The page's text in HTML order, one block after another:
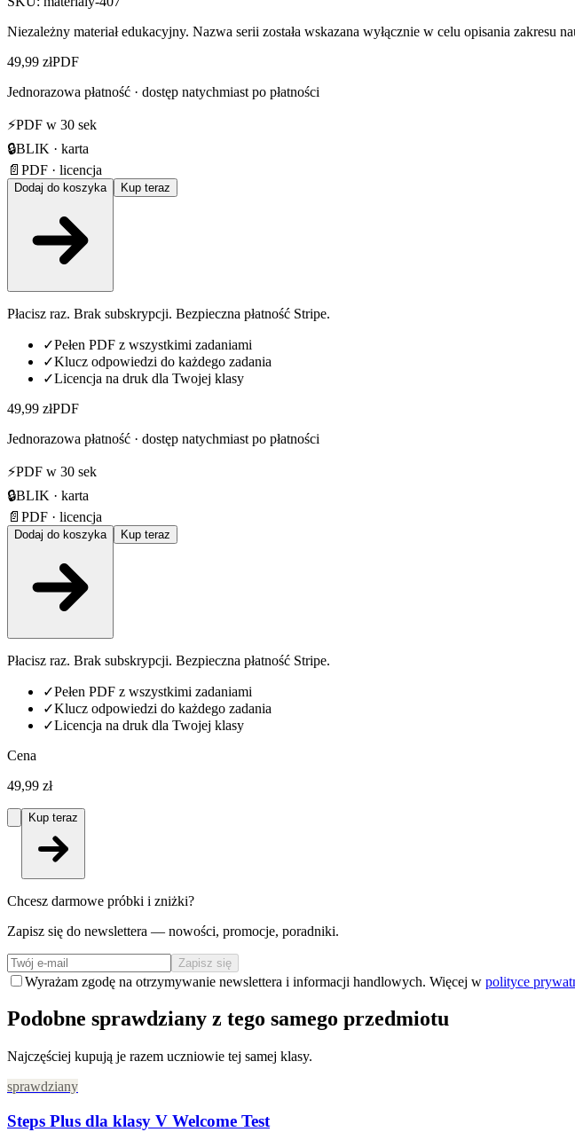
Niezależny materiał edukacyjny. Nazwa serii została wskazana wyłącznie w celu opisania zakresu
49,99 złPDF
Jednorazowa płatność · dostęp natychmiast po płatności
⚡PDF w 30 sek
🔒BLIK · karta
📄 PDF · licencja
Dodaj do koszyka Kup teraz
Płacisz raz. Brak subskrypcji. Bezpieczna płatność Stripe.
✓Pełen PDF z wszystkimi zadaniami
✓Klucz odpowiedzi do każdego zadania
✓Licencja na druk dla Twojej klasy
49,99 złPDF
Jednorazowa płatność · dostęp natychmiast po płatności
⚡PDF w 30 sek
🔒BLIK · karta
📄 PDF · licencja
Dodaj do koszyka Kup teraz
Płacisz raz. Brak subskrypcji. Bezpieczna płatność Stripe.
✓Pełen PDF z wszystkimi zadaniami
✓Klucz odpowiedzi do każdego zadania
✓Licencja na druk dla Twojej klasy
Cena
49,99 zł
Kup teraz
Chcesz darmowe próbki i zniżki?
Zapisz się do newslettera — nowości, promocje, poradniki.
Zapisz się
Wyrażam zgodę na otrzymywanie newslettera i informacji handlowych. Więcej w polityce
Podobne sprawdziany z tego samego przedmiotu
Najczęściej kupują je razem uczniowie tej samej klasy.
sprawdziany
Steps Plus dla klasy V Welcome Test